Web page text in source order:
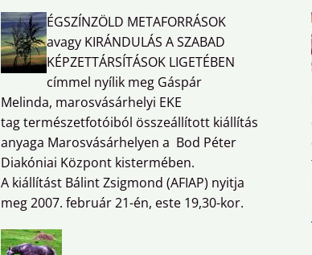
ÉGSZÍNZÖLD METAFORRÁSOK
avagy KIRÁNDULÁS A SZABAD
KÉPZETTÁRSÍTÁSOK LIGETÉBEN
címmel nyílik meg Gáspár
Melinda, marosvásárhelyi EKE
tag természetfotóiból összeállított kiállítás
anyaga Marosvásárhelyen a Bod Péter
Diakóniai Központ kistermében.
A kiállítást Bálint Zsigmond (AFIAP) nyitja
meg 2007. február 21-én, este 19,30-kor.